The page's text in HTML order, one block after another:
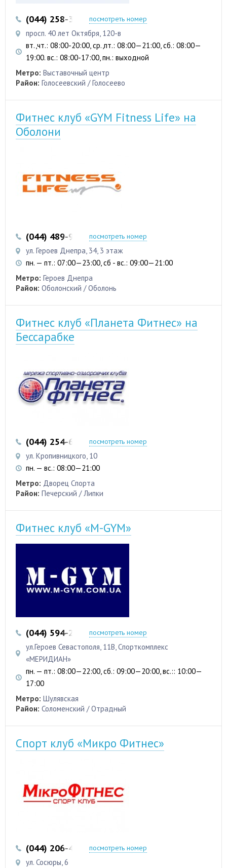
(044) 258-33-07 (044) 258-32-56
посмотреть номер
просп. 40 лет Октября, 120-в
вт.,чт.: 08:00-20:00, ср.,пт.: 08:00—21:00, сб.: 08:00—
19:00. вс.: 08:00-17:00, пн.: выходной
Метро: Выставочный центр
Район: Голосеевский / Голосеево
Фитнес клуб «GYM Fitness Life» на
Оболони
(044) 489-98-88посмотреть номер
ул. Героев Днепра, 34, 3 этаж
пн. — пт.: 07:00—23:00, сб - вс.: 09:00—21:00
Метро: Героев Днепра
Район: Оболонский / Оболонь
Фитнес клуб «Планета Фитнес» на
Бессарабке
(044) 254-62-10посмотреть номер
ул. Кропивницкого, 10
пн. — вс.: 08:00—21:00
Метро: Дворец Спорта
Район: Печерский / Липки
Фитнес клуб «M-GYM»
(044) 594-25-35 (096) 062-60-21
посмотреть номер
ул.Героев Севастополя, 11В, Спорткомплекс
«МЕРИДИАН»
пн. — пт.: 08:00—22:00, сб.: 09:00—20:00, вс.:: 10:00—
17:00
Метро: Шулявская
Район: Соломенский / Отрадный
Спорт клуб «Микро Фитнес»
(044) 206-45-00 (099) 735-08-49
посмотреть номер
ул. Сосюры, 6